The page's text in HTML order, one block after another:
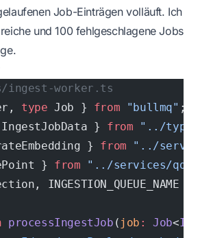
Job-Einträgen volläuft. Ich
und 100 fehlgeschlagene Jobs
ingest-worker.ts
type Job } from "bullmq" ;
} from "../
} from "../
} from "../services/
INGESTION_QUEUE_NAME }
processIngestJob ( job : Job<